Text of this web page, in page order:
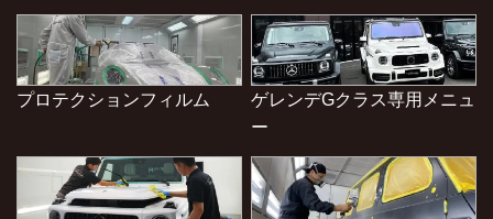
プロテクションフィルム
ゲレンデGクラス専用メニュ
ー